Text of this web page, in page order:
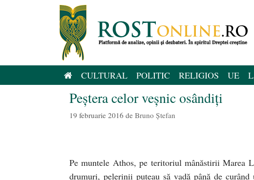
CULTURAL POLITIC RELIGIOS UE
Peştera celor veşnic osândiţi
19 februarie 2016 de Bruno Ștefan
Pe muntele Athos, pe teritoriul mânăstirii Marea
drumuri, pelerinii puteau să vadă până de